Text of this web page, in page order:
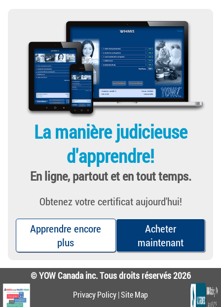
La manière judicieuse
d'apprendre!
En ligne, partout et en tout temps.
Obtenez votre certificat aujourd'hui!
Apprendre encore
plus
Acheter
maintenant
© YOW Canada inc. Tous droits réservés 2026
Privacy Policy|Site Map